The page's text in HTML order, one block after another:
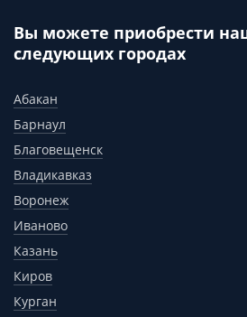
Вы можете приобрести
следующих городах
Абакан
Барнаул
Благовещенск
Владикавказ
Воронеж
Иваново
Казань
Киров
Курган